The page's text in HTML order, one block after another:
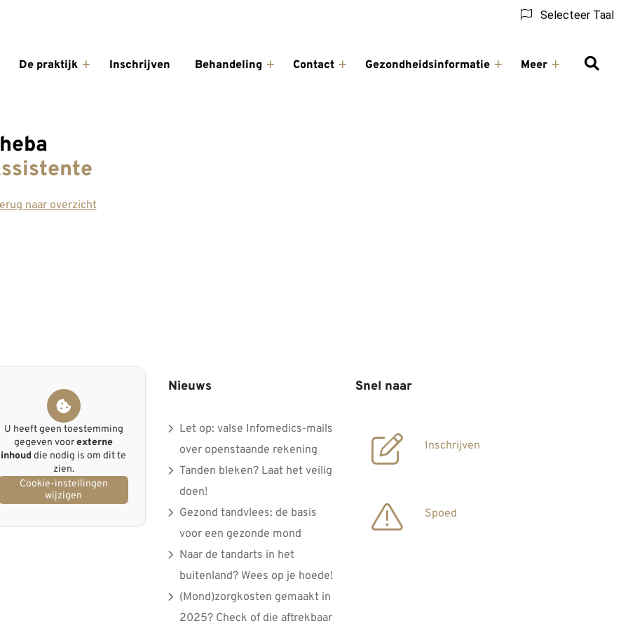
Selecteer Taal
De praktijk
Inschrijven
Behandeling
Contact
Gezondheidsinformatie
Meer
naar overzicht
U heeft geen toestemming
gegeven voorexterne
inhoud die nodig is om dit te
zien.
Cookie-instellingen
wijzigen
Nieuws
Let op: valse Infomedics-mails
over openstaande rekening
Tanden bleken? Laat het veilig
doen!
Gezond tandvlees: de basis
voor een gezonde mond
Naar de tandarts in het
buitenland? Wees op je hoede!
(Mond)zorgkosten gemaakt in
2025? Check of die aftrekbaar
Snel naar
Inschrijven
Spoed